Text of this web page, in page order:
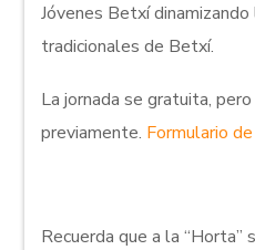
Jóvenes Betxí
tradicionales de Betxí.
La jornada se gratuita,
previamente. Formulario
Recuerda que a la “Horta”